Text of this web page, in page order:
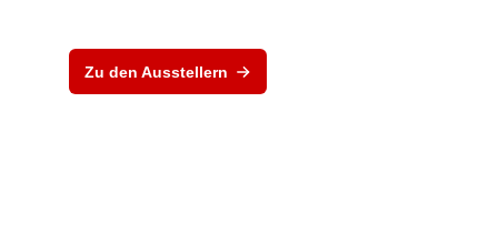
Zu den Ausstellern